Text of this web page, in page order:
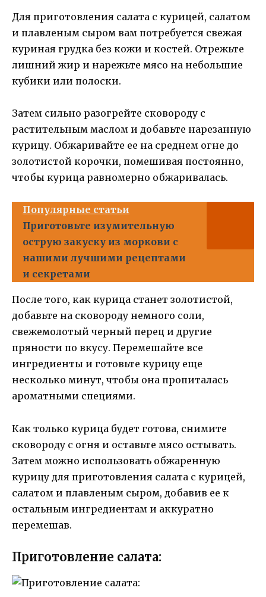
Для приготовления салата с курицей, салатом
и плавленым сыром вам потребуется свежая
куриная грудка без кожи и костей. Отрежьте
лишний жир и нарежьте мясо на небольшие
кубики или полоски.
Затем сильно разогрейте сковороду с
растительным маслом и добавьте нарезанную
курицу. Обжаривайте ее на среднем огне до
золотистой корочки, помешивая постоянно,
чтобы курица равномерно обжаривалась.
Популярные статьи
Приготовьте изумительную
острую закуску из моркови с
нашими лучшими рецептами
и секретами
После того, как курица станет золотистой,
добавьте на сковороду немного соли,
свежемолотый черный перец и другие
пряности по вкусу. Перемешайте все
ингредиенты и готовьте курицу еще
несколько минут, чтобы она пропиталась
ароматными специями.
Как только курица будет готова, снимите
сковороду с огня и оставьте мясо остывать.
Затем можно использовать обжаренную
курицу для приготовления салата с курицей,
салатом и плавленым сыром, добавив ее к
остальным ингредиентам и аккуратно
перемешав.
Приготовление салата: